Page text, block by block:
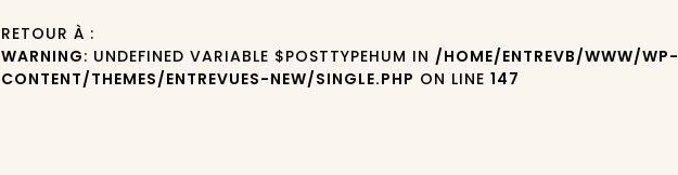
RETOUR À :
WARNING: UNDEFINED VARIABLE $POSTTYPEHUM IN /HOME/ENTREVB/WWW/WP-
CONTENT/THEMES/ENTREVUES-NEW/SINGLE.PHP ON LINE147